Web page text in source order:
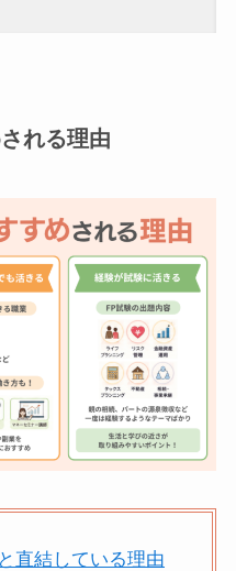
れる理由
直結している理由